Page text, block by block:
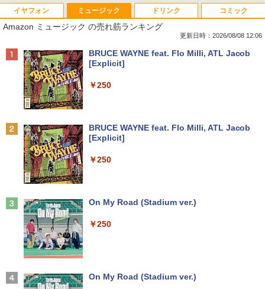
イヤフォン
Anker Soundcore P40i オフホワイト
Anker Soundcore P31i ブラック
Anker Soundcore Liberty 5 ミッドナイトブ
【2026年アップグレード版】AOKIMI ワイヤ
ミュージック
Amazon ミュージック の売れ筋ランキング
更新日時：2026/08/08 12:06
BRUCE WAYNE feat. Flo Milli, ATL Jacob
[Explicit]
￥250
BRUCE WAYNE feat. Flo Milli, ATL Jacob
[Explicit]
￥250
On My Road (Stadium ver.)
￥250
On My Road (Stadium ver.)
ドリンク コミック